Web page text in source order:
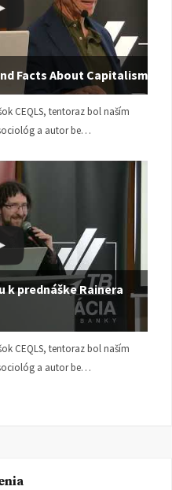
Facts About Capitalism
CEQLS, tentoraz bol naším
a autor be…
k prednáške Rainera
CEQLS, tentoraz bol naším
a autor be…